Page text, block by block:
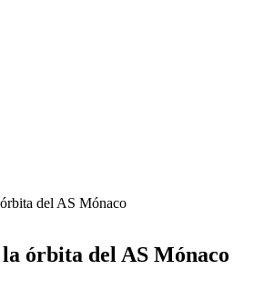
del AS Mónaco
órbita del AS Mónaco